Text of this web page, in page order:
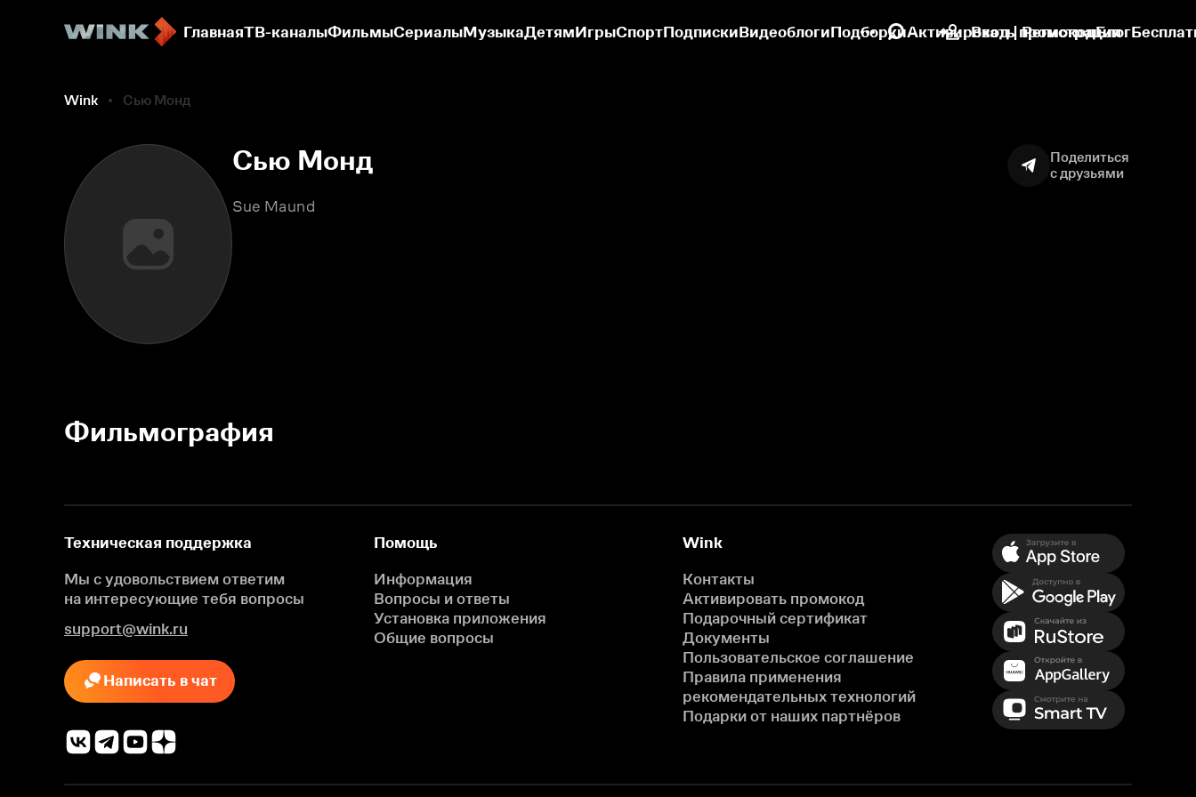
ГлавнаяТВ-каналыФильмыСериалыМузыкаДетямИгрыСпортПодпискиВидеоблогиПодборкиАктивировать промокодБлог
Вход | Регистрация
Wink Сью Монд
Сью Монд
Sue Maund
Поделиться
с друзьями
Фильмография
Техническая поддержка
Мы с удовольствием ответим
на интересующие тебя вопросы
support@wink.ru
Написать в чат
Помощь
Информация
Вопросы и ответы
Установка приложения
Общие вопросы
Wink
Контакты
Активировать промокод
Подарочный сертификат
Документы
Пользовательское соглашение
Правила применения
рекомендательных технологий
Подарки от наших партнёров